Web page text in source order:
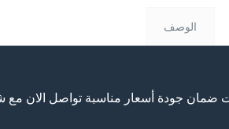
الوصف
جودة أسعار مناسبة تواصل الان مع